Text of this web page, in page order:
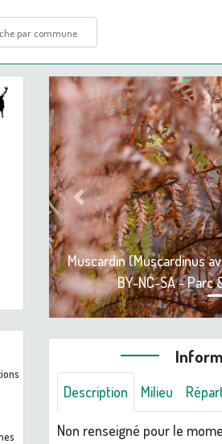
Muscardin (Muscardinus
BY-NC-SA - Parc
Previous
Description Milieu
Non renseigné pour le